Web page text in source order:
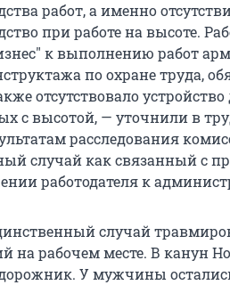
работ, а именно
при работе на высоте.
к выполнению работ
по охране труда,
отсутствовало
с высотой, — уточнили в
расследования
случай как связанный с
работодателя к
случай
на рабочем месте. В канун
У мужчины